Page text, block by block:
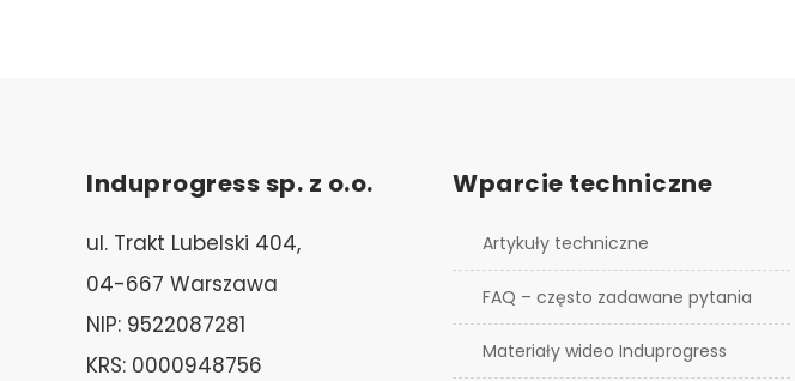
Induprogress sp. z o.o.
ul. Trakt Lubelski 404,
04-667 Warszawa
NIP: 9522087281
KRS: 0000948756
Wparcie techniczne
Artykuły techniczne
FAQ – często zadawane pytania
Materiały wideo Induprogress